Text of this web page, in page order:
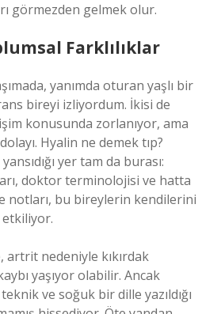
görmezden gelmek olur.
Farklılıklar
yanımda oturan yaşlı bir
bireyi izliyordum. İkisi de
konusunda zorlanıyor, ama
Hyalin ne demek tıp?
yer tam da burası:
doktor terminolojisi ve hatta
notları, bu bireylerin kendilerini
artrit nedeniyle kıkırdak
yaşıyor olabilir. Ancak
ve soğuk bir dille yazıldığı